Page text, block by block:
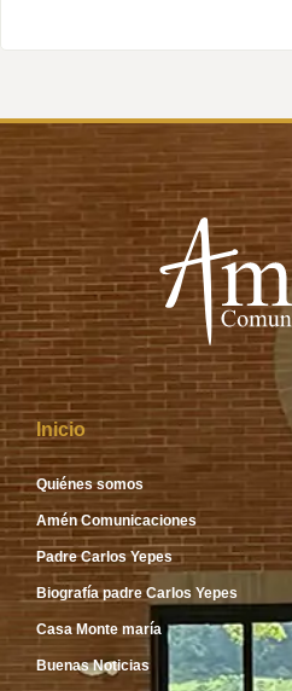
Inicio
Quiénes somos
Amén Comunicaciones
Padre Carlos Yepes
Biografía padre Carlos Yepes
Casa Monte maría
Buenas Noticias